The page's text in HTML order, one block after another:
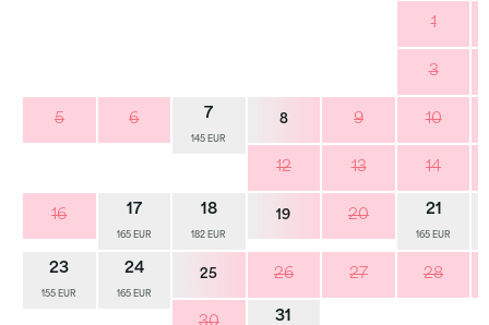
1
3
5 6 7
145 EUR
8 9 10
12 13 14
16 17
165 EUR
18
182 EUR
19 20 21
165 EUR
23
155 EUR
24
165 EUR
25 26 27 28
31